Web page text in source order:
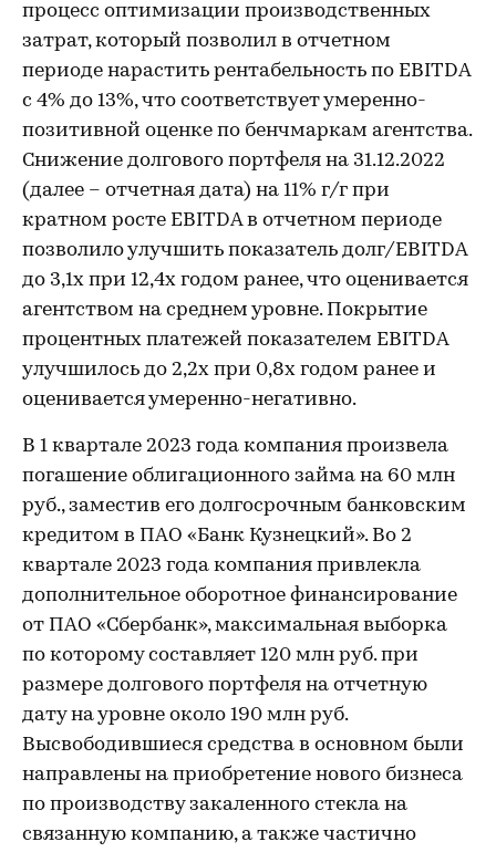
процесс оптимизации производственных
затрат, который позволил в отчетном
периоде нарастить рентабельность по EBITDA
с 4% до 13%, что соответствует умеренно-
позитивной оценке по бенчмаркам агентства.
Снижение долгового портфеля на 31.12.2022
(далее – отчетная дата) на 11% г/г при
кратном росте EBITDA в отчетном периоде
позволило улучшить показатель долг/EBITDA
до 3,1х при 12,4х годом ранее, что оценивается
агентством на среднем уровне. Покрытие
процентных платежей показателем EBITDA
улучшилось до 2,2х при 0,8х годом ранее и
оценивается умеренно-негативно.
В 1 квартале 2023 года компания произвела
погашение облигационного займа на 60 млн
руб., заместив его долгосрочным банковским
кредитом в ПАО «Банк Кузнецкий». Во 2
квартале 2023 года компания привлекла
дополнительное оборотное финансирование
от ПАО «Сбербанк», максимальная выборка
по которому составляет 120 млн руб. при
размере долгового портфеля на отчетную
дату на уровне около 190 млн руб.
Высвободившиеся средства в основном были
направлены на приобретение нового бизнеса
по производству закаленного стекла на
связанную компанию, а также частично